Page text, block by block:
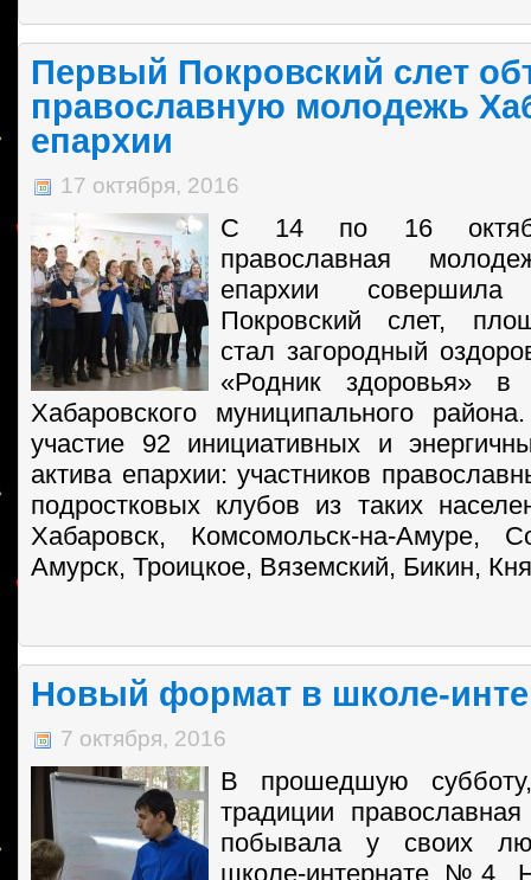
Первый Покровский слет
православную молодежь
епархии
17 октября, 2016
C 14 по 16
православная
епархии
Покровский слет,
стал загородный
«Родник здоровья» в
Хабаровского муниципального
участие 92 инициативных и
актива епархии: участников
подростковых клубов из таких
Хабаровск, Комсомольск-на-Амуре,
Амурск, Троицкое, Вяземский, Бикин,
Новый формат в школе-
7 октября, 2016
В прошедшую
традиции
побывала у своих
школе-интернате №4.